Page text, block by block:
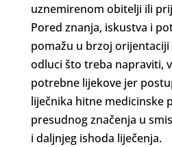
uznemirenom obitelji ili
Pored znanja, iskustva i
pomažu u brzoj
odluci što treba napraviti,
potrebne lijekove jer
liječnika hitne medicinske
presudnog značenja u
i daljnjeg ishoda liječenja.